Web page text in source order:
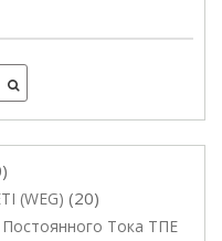
(WEG) 20
Тока ТПЕ